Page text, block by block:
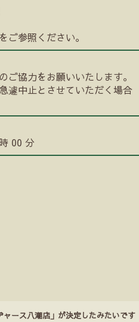
参照ください。
協力をお願いいたします。
遽中止とさせていただく場合
00 分
ャース八潮店」が決定したみたいです